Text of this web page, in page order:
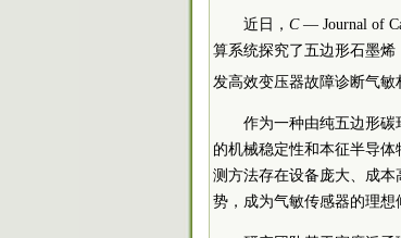
近日， C — Journal of
算系统探究了五边形石墨烯
发高效变压器故障诊断气敏
作为一种由纯五边形
的机械稳定性和本征半导
测方法存在设备庞大、成
势，成为气敏传感器的理想